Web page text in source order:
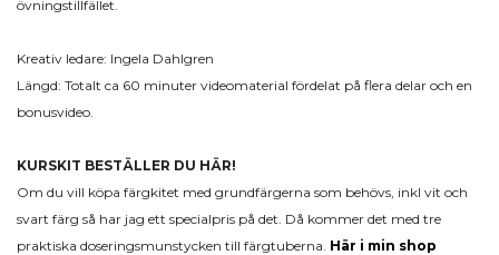
övningstillfället.
Kreativ ledare: Ingela Dahlgren
Längd: Totalt ca 60 minuter videomaterial fördelat på flera delar och en
bonusvideo.
KURSKIT BESTÄLLER DU HÄR!
Om du vill köpa färgkitet med grundfärgerna som behövs, inkl vit och
svart färg så har jag ett specialpris på det. Då kommer det med tre
praktiska doseringsmunstycken till färgtuberna. Här i min shop